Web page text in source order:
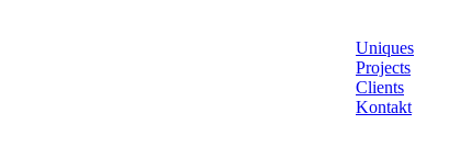
Uniques
Projects
Clients
Kontakt